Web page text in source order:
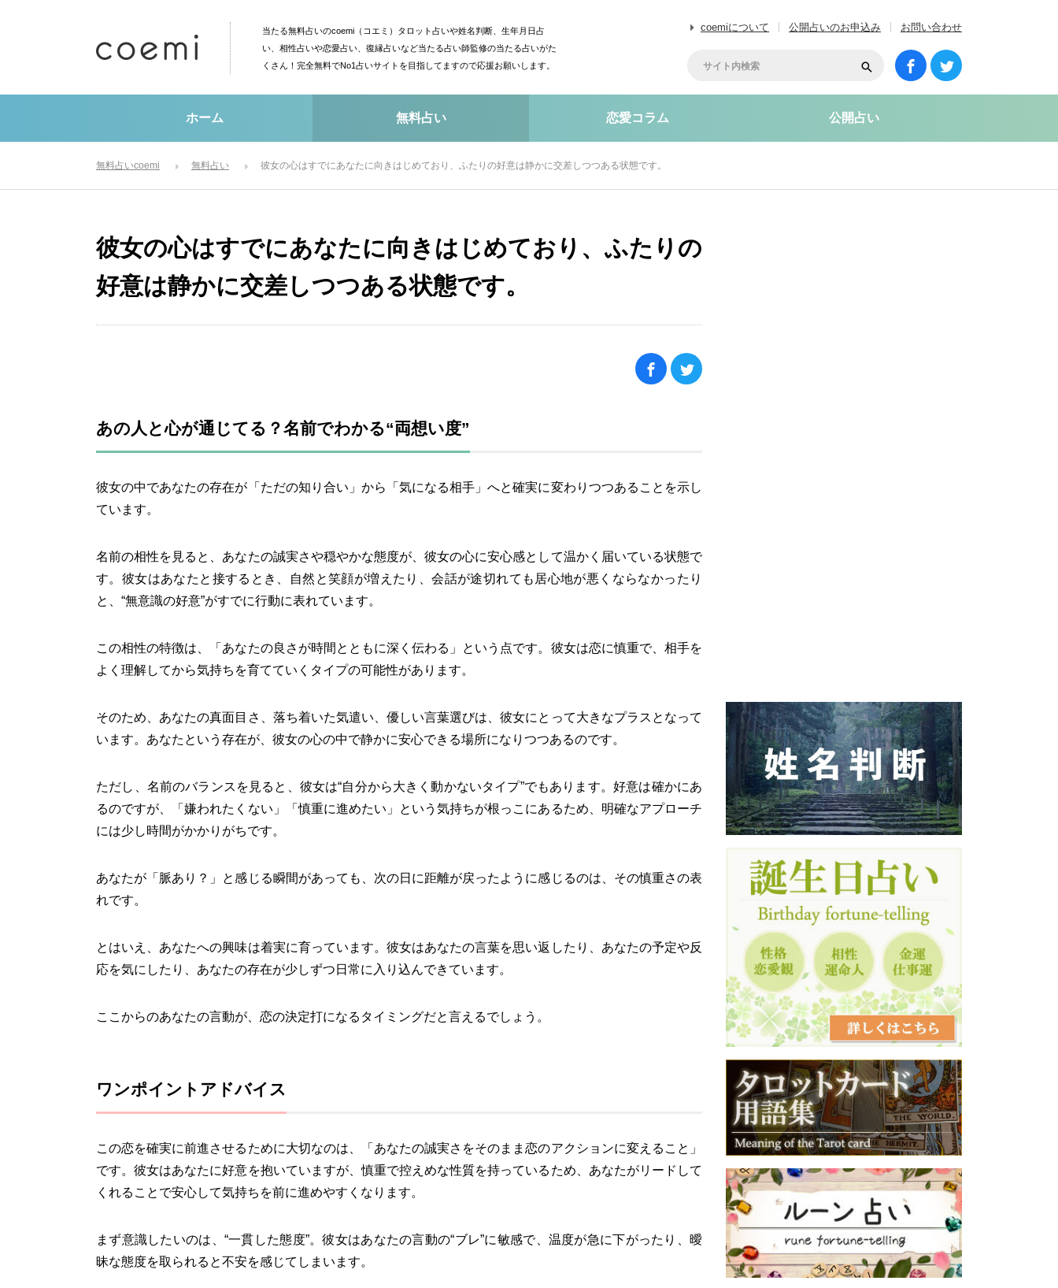
当たる無料占いのcoemi（コエミ）タロット占いや姓名判断、生年月日占
い、相性占いや恋愛占い、復縁占いなど当たる占い師監修の当たる占いがた
くさん！完全無料でNo1占いサイトを目指してますので応援お願いします。
coemiについて 公開占いのお申込み お問い合わせ
ホーム 無料占い 恋愛コラム 公開占い
無料占いcoemi 無料占い 彼女の心はすでにあなたに向きはじめており、ふたりの好意は静かに交差しつつある状態です。
彼女の心はすでにあなたに向きはじめており、ふたりの
好意は静かに交差しつつある状態です。
あの人と心が通じてる？名前でわかる“両想い度”
彼女の中であなたの存在が「ただの知り合い」から「気になる相手」へと確実に変わりつつあることを示し
ています。
名前の相性を見ると、あなたの誠実さや穏やかな態度が、彼女の心に安心感として温かく届いている状態で
す。彼女はあなたと接するとき、自然と笑顔が増えたり、会話が途切れても居心地が悪くならなかったり
と、“無意識の好意”がすでに行動に表れています。
この相性の特徴は、「あなたの良さが時間とともに深く伝わる」という点です。彼女は恋に慎重で、相手を
よく理解してから気持ちを育てていくタイプの可能性があります。
そのため、あなたの真面目さ、落ち着いた気遣い、優しい言葉選びは、彼女にとって大きなプラスとなって
います。あなたという存在が、彼女の心の中で静かに安心できる場所になりつつあるのです。
ただし、名前のバランスを見ると、彼女は“自分から大きく動かないタイプ”でもあります。好意は確かにあ
るのですが、「嫌われたくない」「慎重に進めたい」という気持ちが根っこにあるため、明確なアプローチ
には少し時間がかかりがちです。
あなたが「脈あり？」と感じる瞬間があっても、次の日に距離が戻ったように感じるのは、その慎重さの表
れです。
とはいえ、あなたへの興味は着実に育っています。彼女はあなたの言葉を思い返したり、あなたの予定や反
応を気にしたり、あなたの存在が少しずつ日常に入り込んできています。
ここからのあなたの言動が、恋の決定打になるタイミングだと言えるでしょう。
ワンポイントアドバイス
この恋を確実に前進させるために大切なのは、「あなたの誠実さをそのまま恋のアクションに変えること」
です。彼女はあなたに好意を抱いていますが、慎重で控えめな性質を持っているため、あなたがリードして
くれることで安心して気持ちを前に進めやすくなります。
まず意識したいのは、“一貫した態度”。彼女はあなたの言動の“ブレ”に敏感で、温度が急に下がったり、曖
昧な態度を取られると不安を感じてしまいます。